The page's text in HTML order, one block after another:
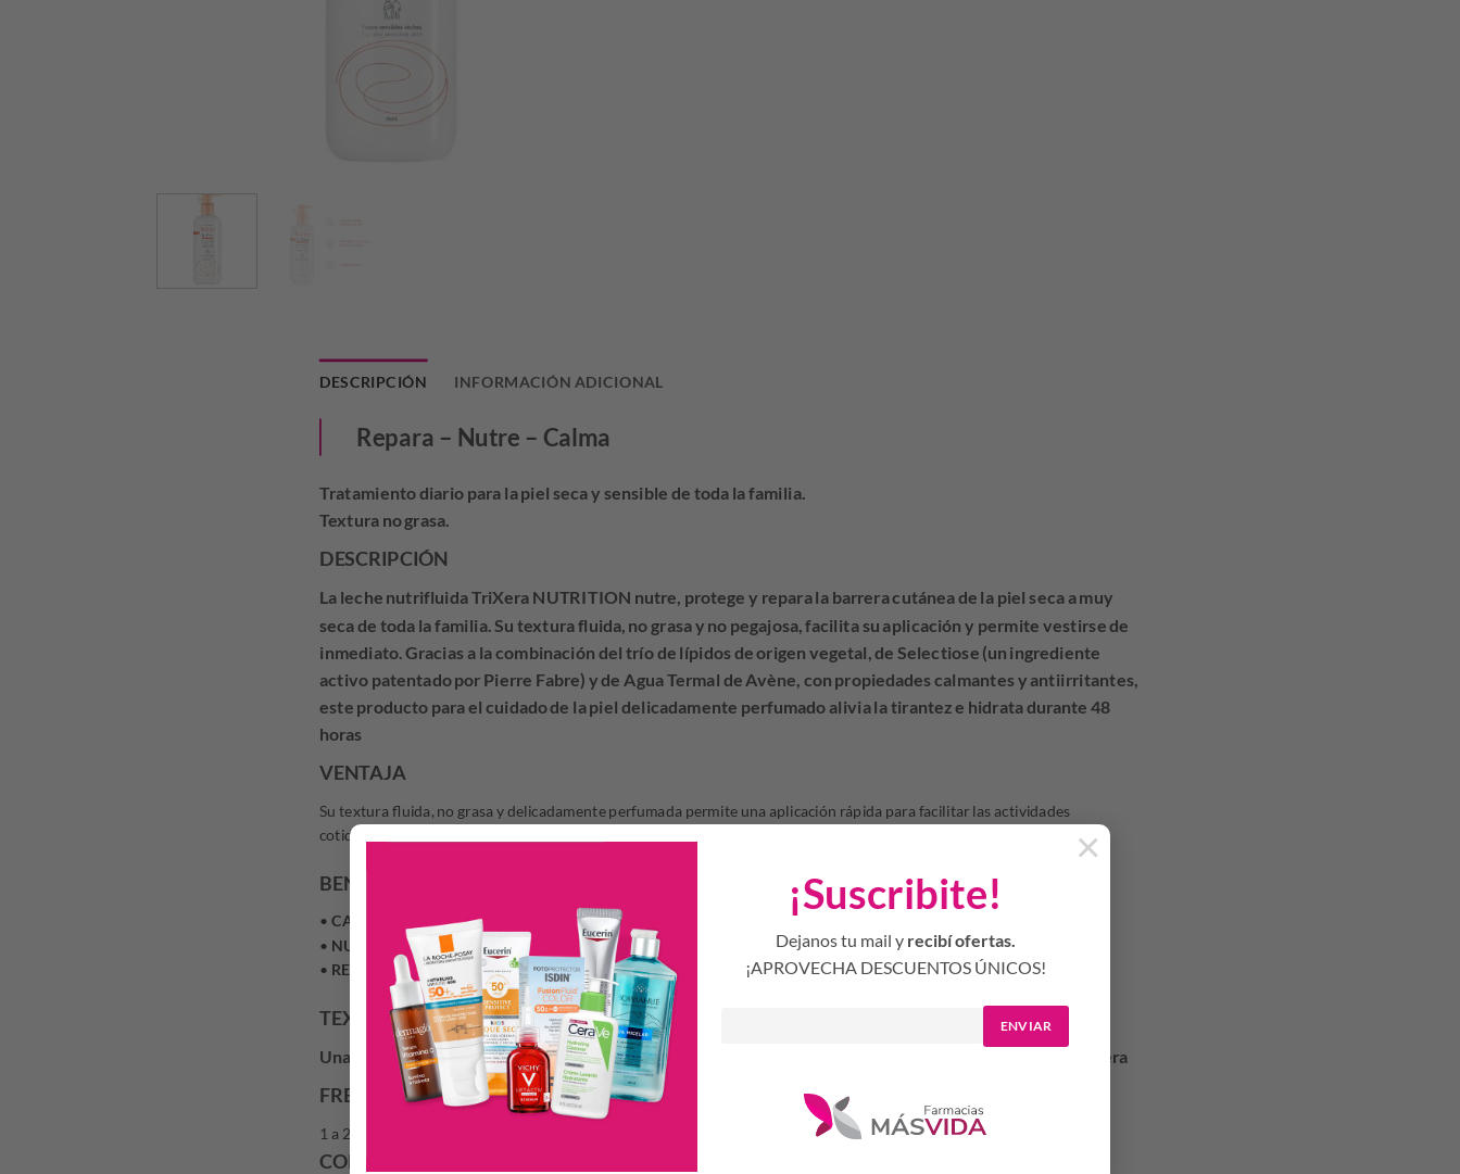
¡Suscribite!
Dejanos tu mail y recibí ofertas.
¡APROVECHA DESCUENTOS ÚNICOS!
ENVIAR
×
DESCRIPCIÓN INFORMACIÓN ADICIONAL
Repara – Nutre – Calma
Tratamiento diario para la piel seca y sensible de toda la familia.
Textura no grasa.
DESCRIPCIÓN
La leche nutrifluida TriXera NUTRITION nutre, protege y repara la barrera cutánea de la piel seca a muy
seca de toda la familia. Su textura fluida, no grasa y no pegajosa, facilita su aplicación y permite vestirse de
inmediato. Gracias a la combinación del trío de lípidos de origen vegetal, de Selectiose (un ingrediente
activo patentado por Pierre Fabre) y de Agua Termal de Avène, con propiedades calmantes y antiirritantes,
este producto para el cuidado de la piel delicadamente perfumado alivia la tirantez e hidrata durante 48
horas
VENTAJA
Su textura fluida, no grasa y delicadamente perfumada permite una aplicación rápida para facilitar las actividades
cotidianas de toda la familia.
BENEFICIOS
• CALMA
gracias a las propiedades del agua termal de Avène.
• NUTRE
gracias al trío de lípidos de origen vegetal y Selectiose.
• REPARA y restaura la barrera cutánea.
TEXTURA
Una textura no grasa y no pegajosa que permite una fácil aplicación y vestirse rápidamente. Suave y ligera
FRECUENCIA DE USO
1 a 2 veces al día.
CONSEJOS DE USO